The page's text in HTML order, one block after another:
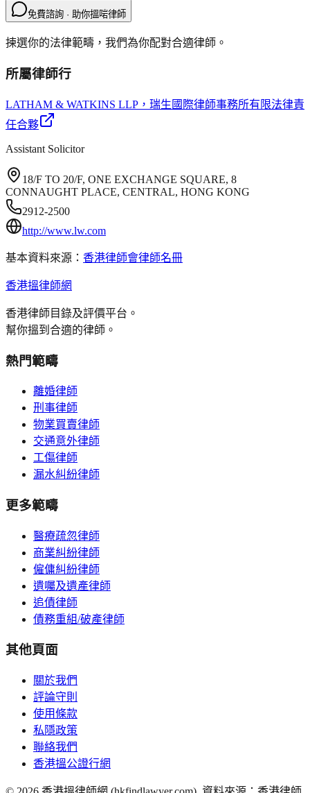
免費諮詢 · 助你搵啱律師
揀選你的法律範疇，我們為你配對合適律師。
所屬律師行
LATHAM & WATKINS LLP ，瑞生國際律師事務所有限法律責
任合夥
Assistant Solicitor
18/F TO 20/F, ONE EXCHANGE SQUARE, 8
CONNAUGHT PLACE, CENTRAL, HONG KONG
2912-2500
http://www.lw.com
基本資料來源： 香港律師會律師名冊
香港搵律師網
香港律師目錄及評價平台。
幫你搵到合適的律師。
熱門範疇
離婚律師
刑事律師
物業買賣律師
交通意外律師
工傷律師
漏水糾紛律師
更多範疇
醫療疏忽律師
商業糾紛律師
僱傭糾紛律師
遺囑及遺產律師
追債律師
債務重組/破產律師
其他頁面
關於我們
評論守則
使用條款
私隱政策
聯絡我們
香港搵公證行網